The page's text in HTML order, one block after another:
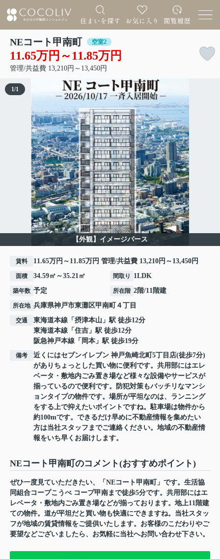
NEコート甲南町 空室2
11.65万円～11.85万円
管理/共益費 13,210円～13,450円
【外観】イメージパース
1/1
賃料 11.65万円～11.85万円 管理/共益費 13,210円～13,450円
面積 34.59㎡～35.21㎡ 間取り 1LDK
築年数 予定 所在階 2階/11階建
所在地 兵庫県神戸市東灘区甲南町 ４丁目
交通 東海道本線 「 摂津本山 」駅 徒歩12分
東海道本線 「 住吉 」駅 徒歩12分
阪急神戸本線 「 岡本 」駅 徒歩19分
備考
近くにはセブンイレブン 神戸魚崎北町5丁目店(徒歩7分)
がありちょっとした買い物に便利です。共用部にはエレ
ベータ・敷地内ごみ置き場など様々な設備やサービスが
揃っているので便利です。防犯対策もバッチリなマンシ
ョンタイプの物件です。場所が平坦なのは、ランニング
をする上で抑えたいポイントですね。駐車場は物件から
約100mです。できるだけ早めに不動産情報を集めたい
方は当社スタッフまでご連絡ください。地域の不動産情
報をいち早くお届けします。
NEコート甲南町のコメント(おすすめポイント)
ぜひ一度見ていただきたい、「NEコート甲南町」です。生活協
同組合コープこうべ コープ甲南まで徒歩5分です。共用部にはエ
レベータ・敷地内ごみ置き場などが揃っております。地上11階建
ての物件。道が平坦だと買い物も快適にできますね。当社スタッ
フが地域の賃貸情報をご提供いたします。お客様のこだわりやご
要望などございましたら、お気軽に当社へお問い合わせ下さい。